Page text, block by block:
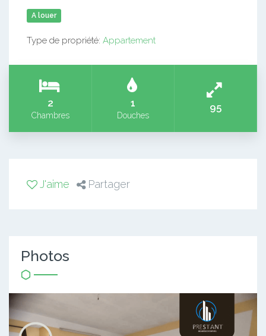
A louer
Type de propriété: Appartement
2
Chambres
1
Douches
95
J'aime Partager
Photos